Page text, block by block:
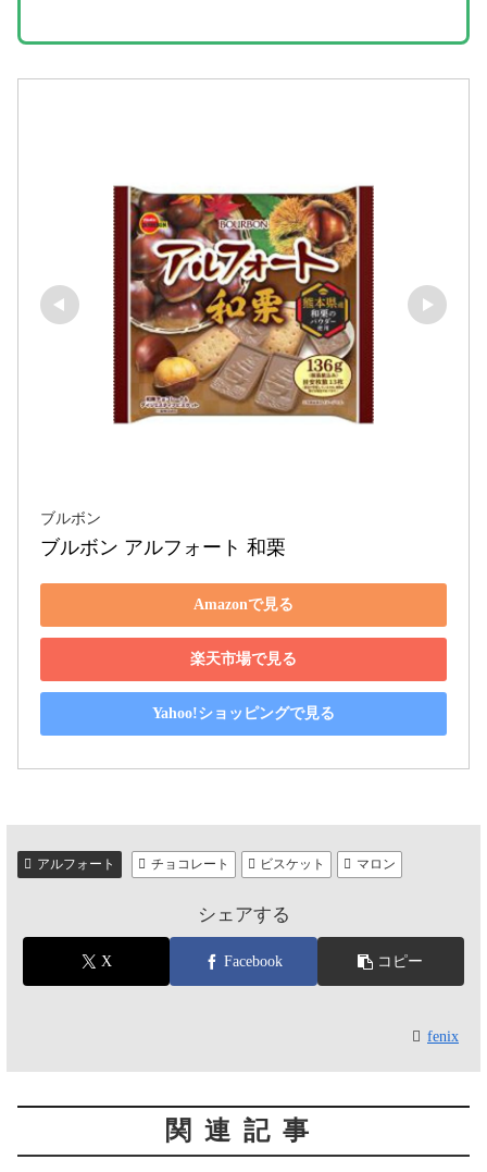
ブルボン
ブルボン アルフォート 和栗
Amazonで見る
楽天市場で見る
Yahoo!ショッピングで見る
アルフォート チョコレート ビスケット マロン
シェアする
X Facebook コピー
fenix
関連記事